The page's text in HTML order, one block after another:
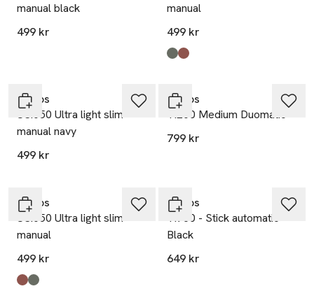
manual black
499 kr
manual
499 kr
Produkten finns i färgerna:
Mosaic Agave
Cider
Knirps
US.050 Ultra light slim
manual navy
499 kr
Knirps
T.200 Medium Duomatic
799 kr
Knirps
US.050 Ultra light slim
manual
499 kr
Produkten finns i färgerna:
Cider
Mosaic Agave
Knirps
T.760 - Stick automatic
Black
649 kr